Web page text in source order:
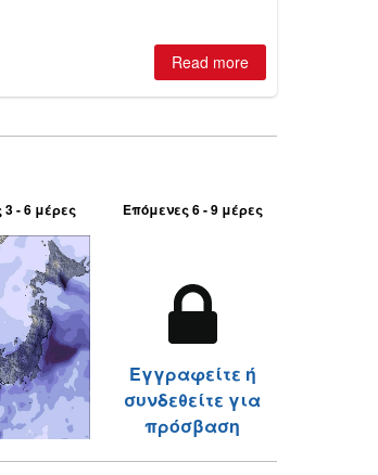
Read more
- 6 μέρες Επόμενες 6 - 9 μέρες
Εγγραφείτε ή
συνδεθείτε για
πρόσβαση